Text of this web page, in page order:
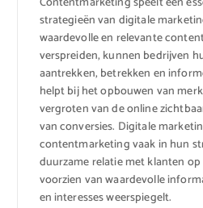
strategieën van digitale
waardevolle en relevante
verspreiden, kunnen bedrijven
aantrekken, betrekken en
helpt bij het opbouwen van
vergroten van de online
van conversies. Digitale
contentmarketing vaak in hun
duurzame relatie met klanten
voorzien van waardevolle
en interesses weerspiegelt.